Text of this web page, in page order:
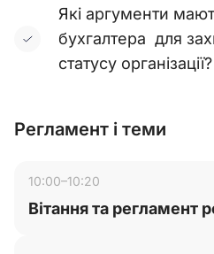
Які аргументи
бухгалтера для
статусу організації?
Регламент і теми
10:00–10:20
Вітання та регламент